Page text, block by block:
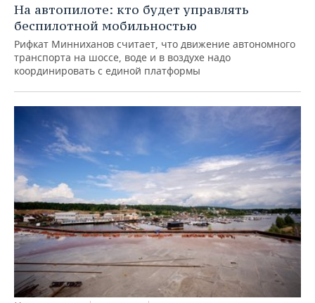
На автопилоте: кто будет управлять
беспилотной мобильностью
Рифкат Минниханов считает, что движение автономного
транспорта на шоссе, воде и в воздухе надо
координировать с единой платформы